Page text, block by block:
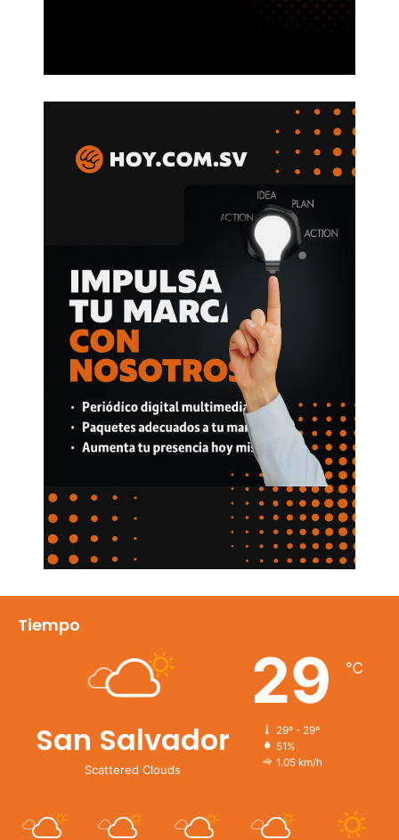
Tiempo
San Salvador
Scattered Clouds
29 ℃
29º - 29º
51%
1.05 km/h